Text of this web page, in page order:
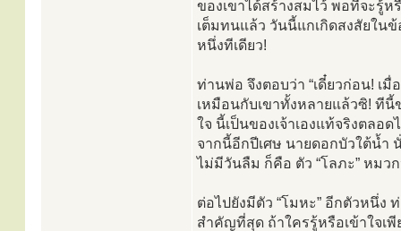
ของเขาได้สร้างสมไว้ พอที่จะรู้
เต็มทนแล้ว วันนี้แกเกิดสงสัยใน
หนึ่งทีเดียว!
ท่านพ่อ จึงตอบว่า “เดี๋ยวก่อน! เ
เหมือนกับเขาทั้งหลายแล้วซิ! ทีนี้
ใจ นี้เป็นของเจ้าเองแท้จริงตลอด
จากนี้อีกปีเศษ นายดอกบัวใต้น้ำ
ไม่มีวันลืม ก็คือ ตัว “โลภะ” หมว
ต่อไปยังมีตัว “โมหะ” อีกตัวหนึ่ง
สำคัญที่สุด ถ้าใครรู้หรือเข้าใจเพี